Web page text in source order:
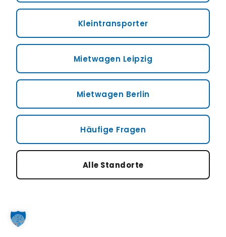
Kleintransporter
Mietwagen Leipzig
Mietwagen Berlin
Häufige Fragen
Alle Standorte